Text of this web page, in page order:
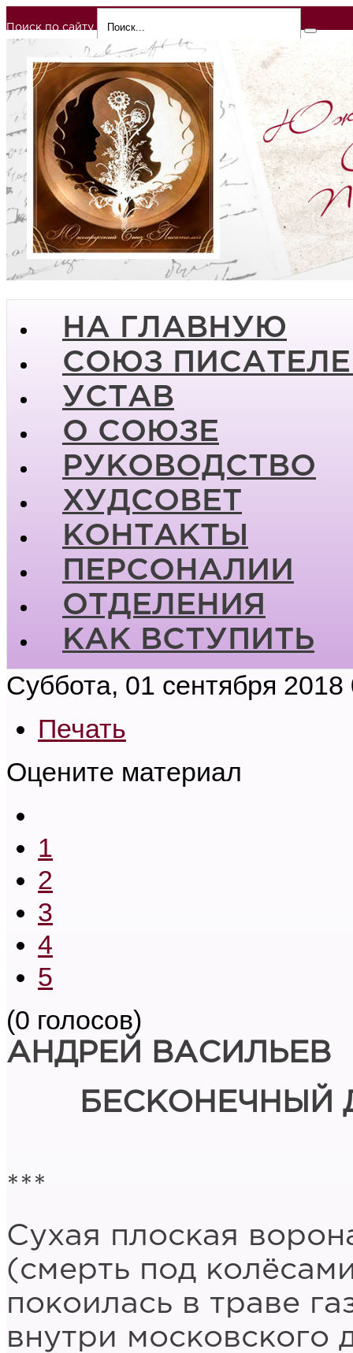
Поиск по сайту
НА ГЛАВНУЮ
СОЮЗ
УСТАВ
О СОЮЗЕ
РУКОВОДСТВО
ХУДСОВЕТ
КОНТАКТЫ
ПЕРСОНАЛИИ
ОТДЕЛЕНИЯ
КАК ВСТУПИТЬ
Суббота, 01 сентября 2018
Печать
Оцените материал
1
2
3
4
5
(0 голосов)
АНДРЕЙ ВАСИЛЬЕВ
БЕСКОНЕЧНЫЙ
***
Сухая плоская
(смерть под
покоилась в траве
внутри московского